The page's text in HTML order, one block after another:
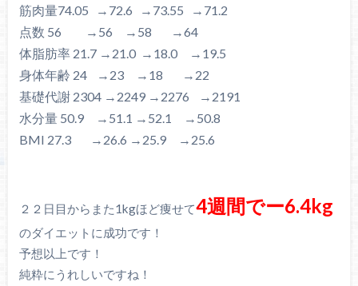
筋肉量74.05 →72.6 →73.55 →71.2
点数 56 →56 →58 →64
体脂肪率 21.7 →21.0 →18.0 →19.5
身体年齢 24 →23 →18 →22
基礎代謝 2304 →2249 →2276 →2191
水分量 50.9 →51.1 →52.1 →50.8
BMI 27.3 →26.6 →25.9 →25.6
２２日目からまた1kgほど痩せて4週間でー6.4kg
のダイエットに成功です！
予想以上です！
純粋にうれしいですね！